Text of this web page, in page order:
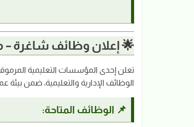
🌟 إعلان وظائف شاغرة
تعلن إحدى المؤسسات التعليمية
الوظائف الإدارية والتعليمية، ضمن
📌 الوظائف المتاحة: